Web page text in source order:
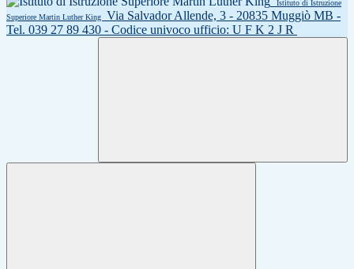
Istituto di Istruzione
Superiore Martin Luther King
Via Salvador Allende, 3 - 20835 Muggiò MB -
Tel. 039 27 89 430 - Codice univoco ufficio: U F K 2 J R